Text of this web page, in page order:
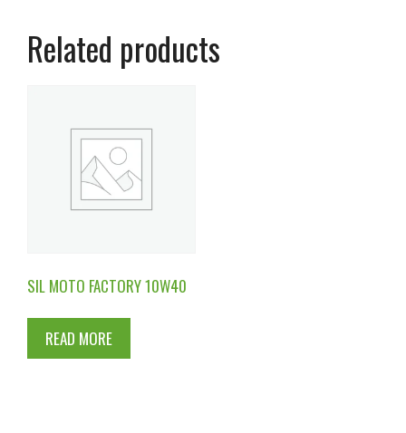
Related products
SIL MOTO FACTORY 10W40
READ MORE